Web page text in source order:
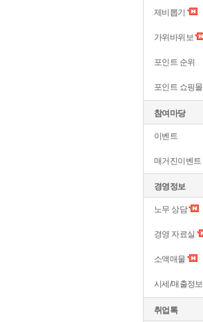
제비뽑기
가위바위보
포인트 순위
포인트 쇼핑몰
참여마당
이벤트
매거진이벤트
경영정보
노무 상담
경영 자료실
소액매물
시세/매출정보
취업톡